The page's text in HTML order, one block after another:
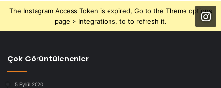
The Instagram Access Token is expired, Go to the Theme options
page > Integrations, to to refresh it.
Çok Görüntülenenler
5 Eylül 2020